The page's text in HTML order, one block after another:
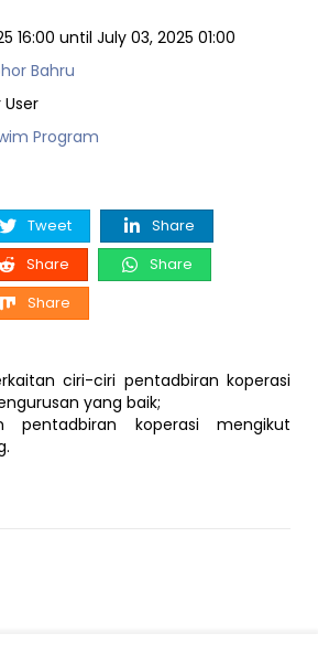
16:00 until July 03, 2025 01:00
Bahru
Program
Tweet
Share
Share
Share
Share
ciri-ciri pentadbiran koperasi
yang baik;
pentadbiran koperasi mengikut